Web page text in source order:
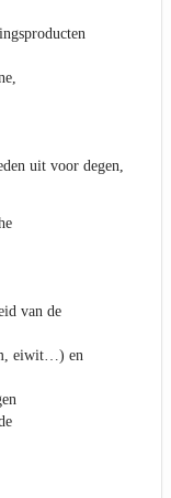
uit voor degen,
van de
eiwit…) en